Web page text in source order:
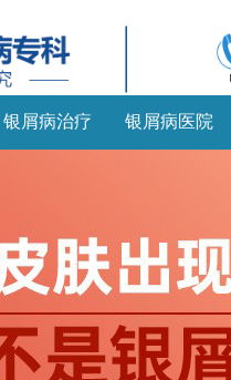
银屑病治疗 银屑病医院